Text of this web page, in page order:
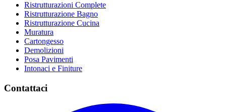
Ristrutturazioni Complete
Ristrutturazione Bagno
Ristrutturazione Cucina
Muratura
Cartongesso
Demolizioni
Posa Pavimenti
Intonaci e Finiture
Contattaci